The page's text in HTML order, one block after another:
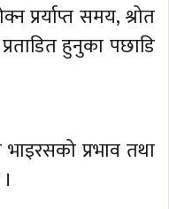
प्रर्याप्त समय, श्रोत
हुनुका पछाडि
प्रभाव तथा